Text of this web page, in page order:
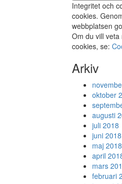
Integritet och
cookies.
webbplatsen
Om du vill
cookies, se:
Arkiv
oktober
augusti
juli 2018
juni 2018
maj 2018
april
mars
februari